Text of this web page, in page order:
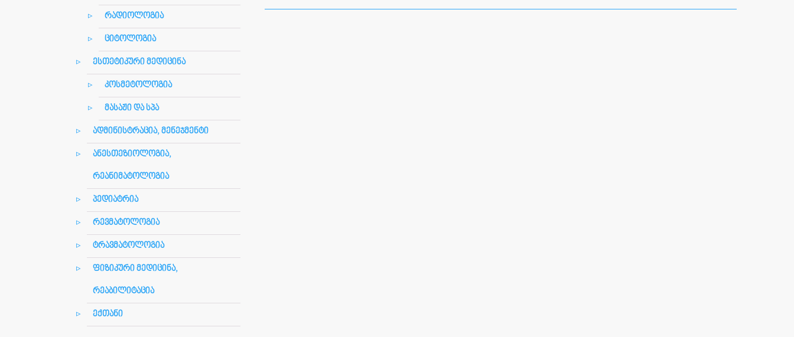
რადიოლოგია
ციტოლოგია
ესთეტიკური მედიცინა
კოსმეტოლოგია
მასაჟი და სპა
ადმინისტრაცია, მენეჯმენტი
ანესთეზიოლოგია,
რეანიმატოლოგია
პედიატრია
რევმატოლოგია
ტრავმატოლოგია
ფიზიკური მედიცინა,
რეაბილიტაცია
ექთანი